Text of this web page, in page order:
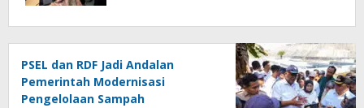
PSEL dan RDF Jadi Andalan
Pemerintah Modernisasi
Pengelolaan Sampah